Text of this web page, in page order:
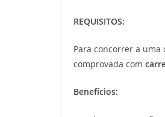
REQUISITOS:
Para concorrer a
comprovada com
Benefícios: